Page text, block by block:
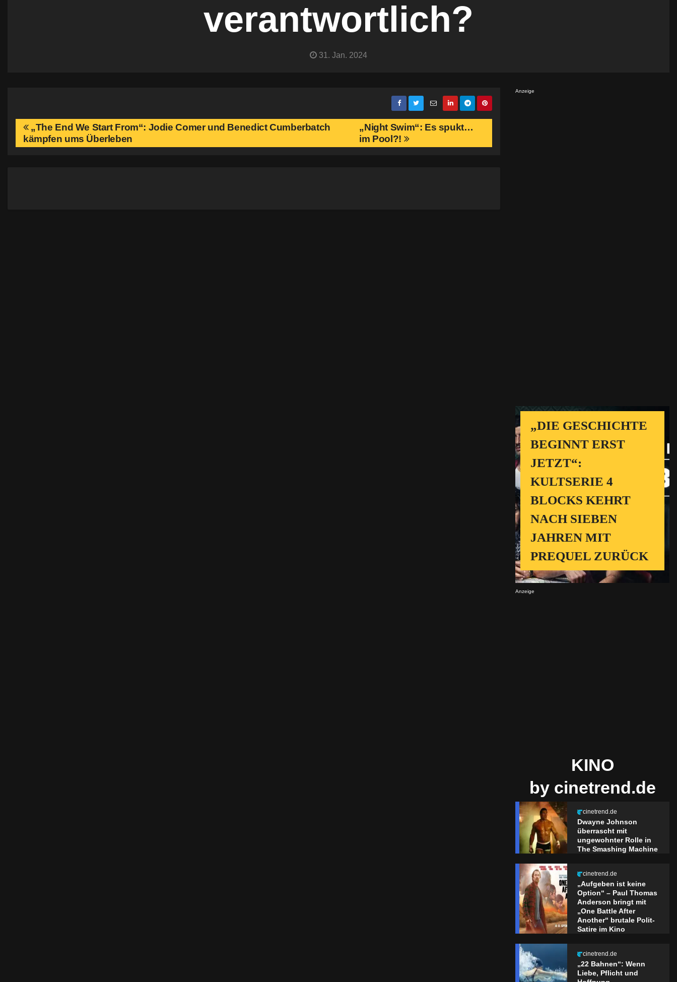
verantwortlich?
31. Jan. 2024
B
e
„Night Swim“: Es spukt…
im Pool?!
„The End We Start From“: Jodie Comer und Benedict Cumberbatch
kämpfen ums Überleben
Anzeige
„DIE GESCHICHTE
BEGINNT ERST
JETZT“:
KULTSERIE 4
BLOCKS KEHRT
NACH SIEBEN
JAHREN MIT
PREQUEL ZURÜCK
Anzeige
KINO
by cinetrend.de
cinetrend.de
Dwayne Johnson
überrascht mit
ungewohnter Rolle in
The Smashing Machine
cinetrend.de
„Aufgeben ist keine
Option“ – Paul Thomas
Anderson bringt mit
„One Battle After
Another“ brutale Polit-
Satire im Kino
cinetrend.de
„22 Bahnen“: Wenn
Liebe, Pflicht und